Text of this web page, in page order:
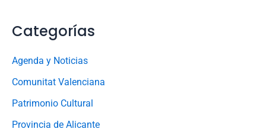
Categorías
Agenda y Noticias
Comunitat Valenciana
Patrimonio Cultural
Provincia de Alicante